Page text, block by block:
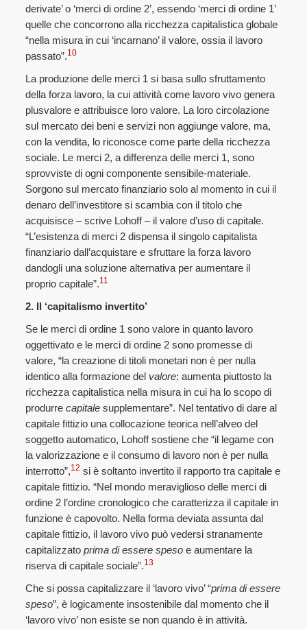
derivate’ o ‘merci di ordine 2’, essendo ‘merci di ordine 1’
quelle che concorrono alla ricchezza capitalistica globale
“nella misura in cui ‘incarnano’ il valore, ossia il lavoro
passato”.10
La produzione delle merci 1 si basa sullo sfruttamento
della forza lavoro, la cui attività come lavoro vivo genera
plusvalore e attribuisce loro valore. La loro circolazione
sul mercato dei beni e servizi non aggiunge valore, ma,
con la vendita, lo riconosce come parte della ricchezza
sociale. Le merci 2, a differenza delle merci 1, sono
sprovviste di ogni componente sensibile-materiale.
Sorgono sul mercato finanziario solo al momento in cui il
denaro dell’investitore si scambia con il titolo che
acquisisce – scrive Lohoff – il valore d’uso di capitale.
“L’esistenza di merci 2 dispensa il singolo capitalista
finanziario dall’acquistare e sfruttare la forza lavoro
dandogli una soluzione alternativa per aumentare il
proprio capitale”.11
2. Il ‘capitalismo invertito’
Se le merci di ordine 1 sono valore in quanto lavoro
oggettivato e le merci di ordine 2 sono promesse di
valore, “la creazione di titoli monetari non è per nulla
identico alla formazione del valore: aumenta piuttosto la
ricchezza capitalistica nella misura in cui ha lo scopo di
produrrecapitale supplementare”. Nel tentativo di dare al
capitale fittizio una collocazione teorica nell’alveo del
soggetto automatico, Lohoff sostiene che “il legame con
la valorizzazione e il consumo di lavoro non è per nulla
interrotto”,12 si è soltanto invertito il rapporto tra capitale e
capitale fittizio. “Nel mondo meraviglioso delle merci di
ordine 2 l’ordine cronologico che caratterizza il capitale in
funzione è capovolto. Nella forma deviata assunta dal
capitale fittizio, il lavoro vivo può vedersi stranamente
capitalizzatoprima di essere speso e aumentare la
riserva di capitale sociale”.13
Che si possa capitalizzare il ‘lavoro vivo’ “prima di essere
speso”, è logicamente insostenibile dal momento che il
‘lavoro vivo’ non esiste se non quando è in attività.